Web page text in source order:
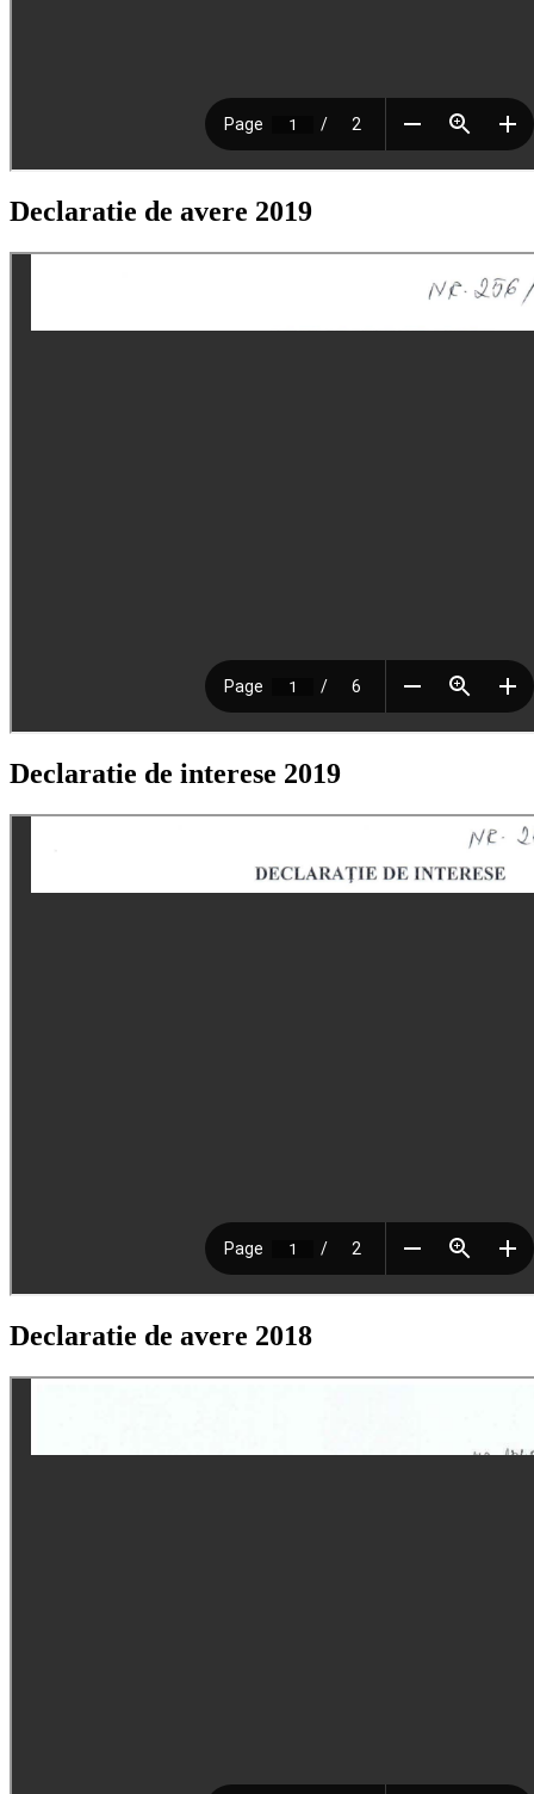
Declaratie de avere 2019
Declaratie de interese 2019
Declaratie de avere 2018